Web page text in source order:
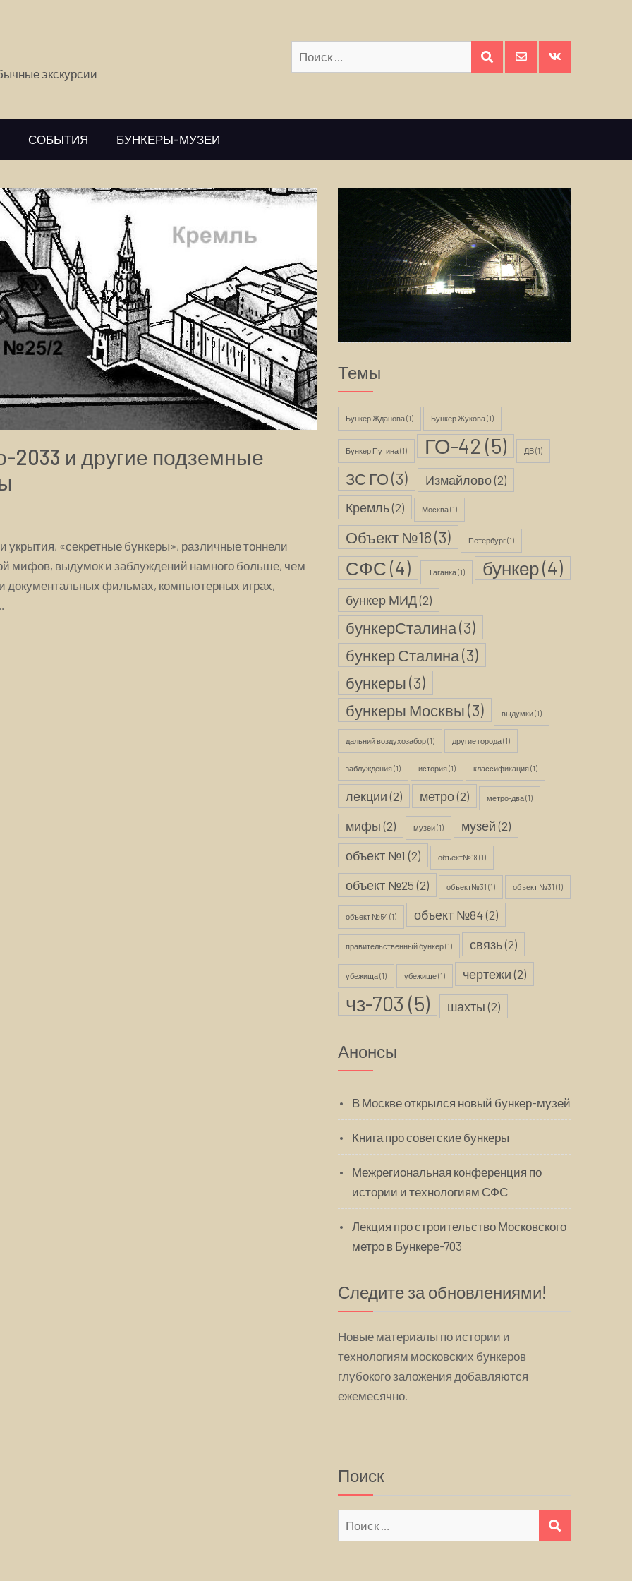
экскурсии
Искать:
ПОИСК
СОБЫТИЯ БУНКЕРЫ-МУЗЕИ
2033 и другие подземные
«секретные бункеры», различные тоннели
мифов, выдумок и заблуждений намного больше, чем
фильмах, компьютерных играх,
Темы
Бункер Жданова(1) Бункер Жукова(1)
Бункер Путина(1) ГО-42 (5) ДВ(1)
ЗС ГО(3) Измайлово(2)
Кремль(2) Москва(1)
Объект №18(3) Петербург(1)
СФС(4) Таганка(1) бункер(4)
бункер МИД(2)
бункерСталина(3)
бункер Сталина(3)
бункеры(3)
бункеры Москвы(3) выдумки(1)
дальний воздухозабор(1) другие города(1)
заблуждения(1) история(1) классификация(1)
лекции(2) метро(2) метро-два(1)
мифы(2) музеи(1) музей(2)
объект №1 (2) объект№18 (1)
объект №25(2) объект№31 (1) объект №31 (1)
объект №54(1) объект №84(2)
правительственный бункер(1) связь(2)
убежища(1) убежище(1) чертежи(2)
чз-703 (5) шахты(2)
Анонсы
В Москве открылся новый бункер-музей
Книга про советские бункеры
Межрегиональная конференция по
истории и технологиям СФС
Лекция про строительство Московского
метро в Бункере-703
Следите за обновлениями!
Новые материалы по истории и
технологиям московских бункеров
глубокого заложения добавляются
ежемесячно.
Поиск
Искать: